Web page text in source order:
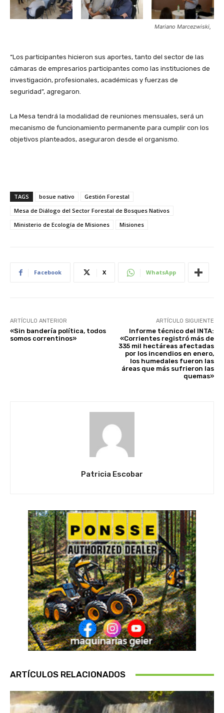
Mariano Marcezwiski,
“Los participantes hicieron sus aportes, tanto del sector de las
cámaras de empresarios participantes como las instituciones de
investigación, profesionales, académicas y fuerzas de
seguridad”, agregaron.
La Mesa tendrá la modalidad de reuniones mensuales, será un
mecanismo de funcionamiento permanente para cumplir con los
objetivos planteados, aseguraron desde el organismo.
TAGS bosue nativo
Gestión Forestal
Mesa de Diálogo del Sector Forestal de Bosques Nativos
Ministerio de Ecología de Misiones
Misiones
Facebook X WhatsApp
ARTÍCULO ANTERIOR
«Sin bandería política, todos
somos correntinos»
ARTÍCULO SIGUIENTE
Informe técnico del INTA:
«Corrientes registró más de
335 mil hectáreas afectadas
por los incendios en enero,
los humedales fueron las
áreas que más sufrieron las
quemas»
Patricia Escobar
ARTÍCULOS RELACIONADOS